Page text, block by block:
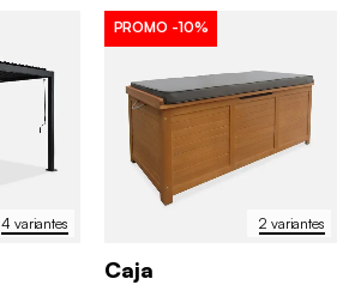
4 variantes 2 variantes
PROMO -10%
Caja